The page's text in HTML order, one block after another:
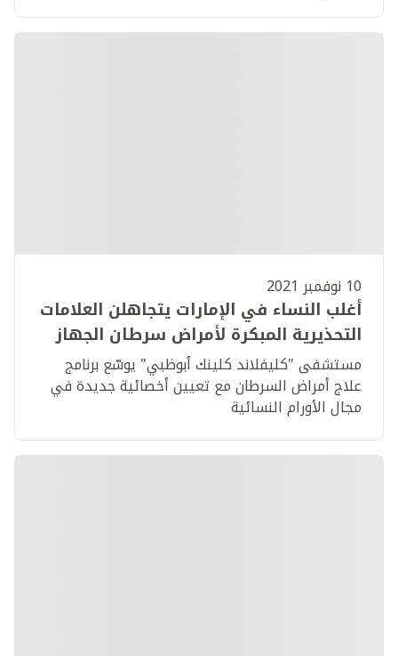
10 نوفمبر 2021
أغلب النساء في الإمارات يتجاهلن العلامات
التحذيرية المبكرة لأمراض سرطان الجهاز
التناسلي
مستشفى "كليفلاند كلينك أبوظبي" يوسّع برنامج
علاج أمراض السرطان مع تعيين أخصائية جديدة في
مجال الأورام النسائية